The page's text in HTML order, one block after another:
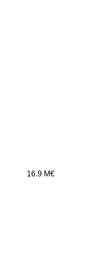
16.9 M€